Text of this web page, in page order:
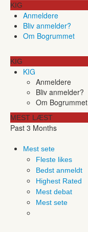
KIG
Anmeldere
Bliv anmelder?
Om Bogrummet
KIG
KIG
Anmeldere
Bliv anmelder?
Om Bogrummet
MEST LÆST
Past 3 Months
Mest sete
Fleste likes
Bedst anmeldt
Highest Rated
Mest debat
Mest sete